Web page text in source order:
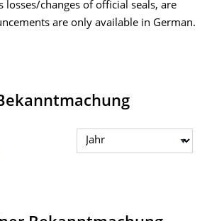
losses/changes of official seals, are
are only available in German.